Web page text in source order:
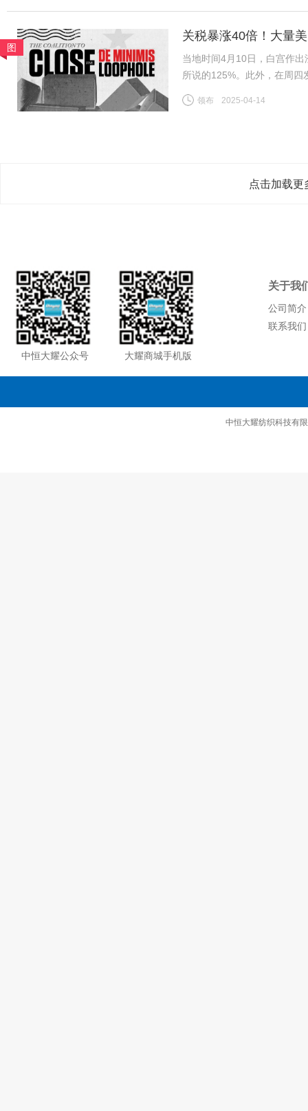
图
关税暴涨40倍！大量
当地时间4月10日，白宫作
所说的125%。此外，在周
到了120%；5月2日至6月1
领布 2025-04-14
点击加载更
中恒大耀公众号 大耀商城手机版
关于我
公司简介
联系我们
中恒大耀纺织科技有